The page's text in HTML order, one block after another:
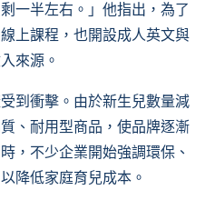
一半左右。」他指出，為了
上課程，也開設成人英文與
來源。
到衝擊。由於新生兒數量減
、耐用型商品，使品牌逐漸
，不少企業開始強調環保、
降低家庭育兒成本。